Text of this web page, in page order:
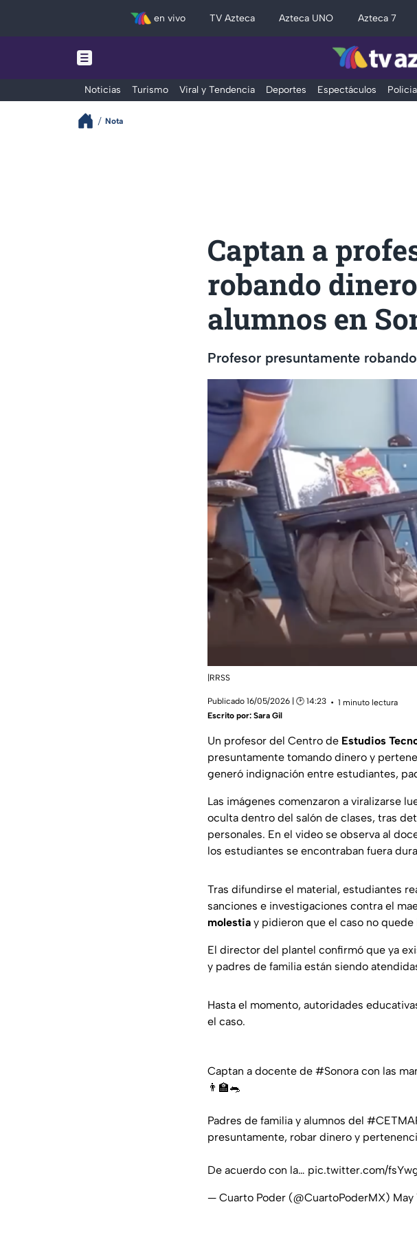
en vivo TV Azteca Azteca UNO Azteca 7
Noticias Turismo Viral y Tendencia Deportes Espectáculos
Nota
Captan a
robando
alumnos en
Profesor presuntamente
|RRSS
Publicado 16/05/2026 | 🕑 14:23
1 minuto lectura
Escrito por: Sara Gil
Un profesor del Centro de Estudios
presuntamente tomando dinero y
generó indignación entre estudiantes,
Las imágenes comenzaron a viralizarse
oculta dentro del salón de clases, tras
personales. En el video se observa al
los estudiantes se encontraban fuera
Tras difundirse el material, estudiantes
sanciones e investigaciones contra el
molestia y pidieron que el caso no quede
El director del plantel confirmó que ya
y padres de familia están siendo
Hasta el momento, autoridades
el caso.
Captan a docente de #Sonora con las
👨‍🏫🐀
Padres de familia y alumnos del
presuntamente, robar dinero y
De acuerdo con la… pic.twitter.com/
— Cuarto Poder (@CuartoPoderMX) May